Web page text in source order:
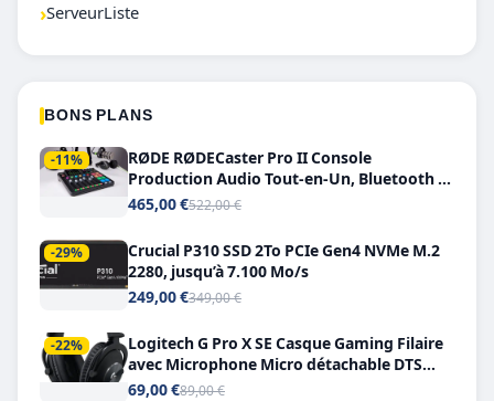
›ServeurListe
BONS PLANS
-11%
RØDE RØDECaster Pro II Console
Production Audio Tout-en-Un, Bluetooth et
Double USB-C
465,00 €522,00 €
-29%
Crucial P310 SSD 2To PCIe Gen4 NVMe M.2
2280, jusqu’à 7.100 Mo/s
249,00 €349,00 €
-22%
Logitech G Pro X SE Casque Gaming Filaire
avec Microphone Micro détachable DTS
Headphone X 7.1
69,00 €89,00 €